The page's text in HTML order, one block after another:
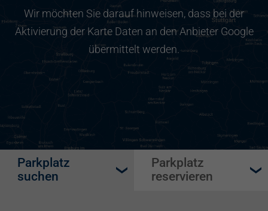
Wir möchten Sie darauf hinweisen, dass bei der
Aktivierung der Karte Daten an den Anbieter Google
übermittelt werden.
Parkplatz
suchen
Parkplatz
reservieren